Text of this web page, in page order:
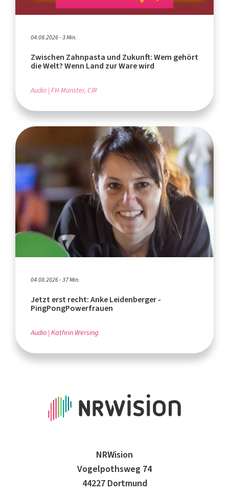
04.08.2026 - 3 Min.
Zwischen Zahnpasta und Zukunft: Wem gehört
die Welt? Wenn Land zur Ware wird
Audio FH Münster, CIR
04.08.2026 - 37 Min.
Jetzt erst recht: Anke Leidenberger -
PingPongPowerfrauen
Audio Kathrin Wersing
NRWision
Vogelpothsweg 74
44227 Dortmund